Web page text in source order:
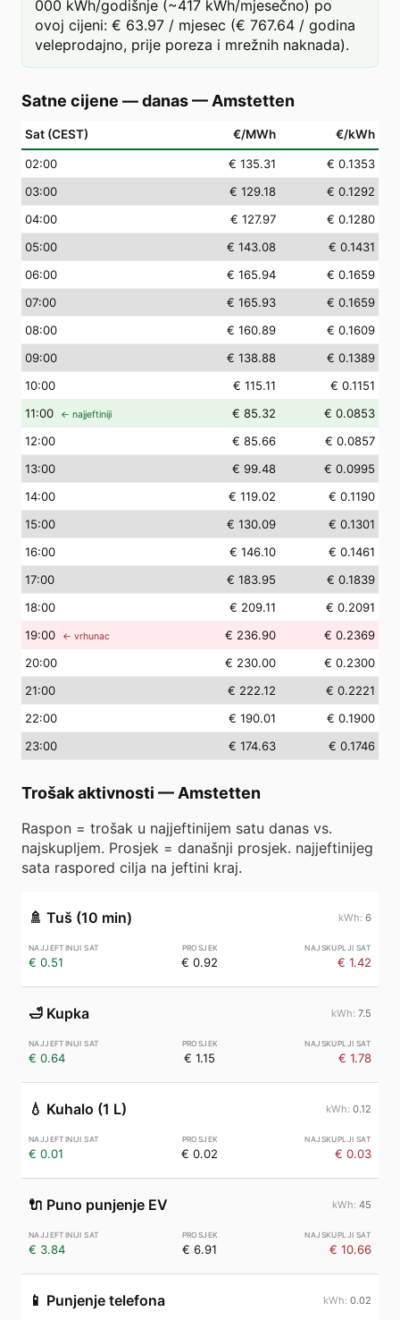
000 kWh/godišnje (~417 kWh/mjesečno) po
ovoj cijeni: € 63.97 / mjesec (€ 767.64 / godina
veleprodajno, prije poreza i mrežnih naknada).
Satne cijene — danas— Amstetten
Sat (CEST) €/MWh €/kWh
02:00 € 135.31
€ 0.1353
03:00 € 129.18
€ 0.1292
04:00 € 127.97
€ 0.1280
05:00 € 143.08
€ 0.1431
06:00 € 165.94
€ 0.1659
07:00 € 165.93
€ 0.1659
08:00 € 160.89
€ 0.1609
09:00 € 138.88
€ 0.1389
10:00 € 115.11
€ 0.1151
11:00 ← najjeftiniji € 85.32
€ 0.0853
12:00 € 85.66
€ 0.0857
13:00 € 99.48
€ 0.0995
14:00 € 119.02
€ 0.1190
15:00 € 130.09
€ 0.1301
16:00 € 146.10
€ 0.1461
17:00 € 183.95
€ 0.1839
18:00 € 209.11
€ 0.2091
19:00 ← vrhunac € 236.90
€ 0.2369
20:00 € 230.00
€ 0.2300
21:00 € 222.12
€ 0.2221
22:00 € 190.01
€ 0.1900
23:00 € 174.63 € 0.1746
Trošak aktivnosti — Amstetten
Raspon = trošak u najjeftinijem satu danas vs.
najskupljem. Prosjek = današnji prosjek. najjeftinijeg
sata raspored cilja na jeftini kraj.
🚿 Tuš (10 min) 6
€ 0.51 € 0.92 € 1.42
🛁 Kupka 7.5
€ 0.64 € 1.15 € 1.78
💧 Kuhalo (1 L) 0.12
€ 0.01 € 0.02 € 0.03
🔌 Puno punjenje EV 45
€ 3.84 € 6.91 € 10.66
📱 Punjenje telefona 0.02